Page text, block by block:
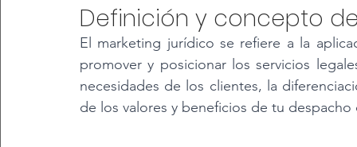
Definición y concepto
El marketing jurídico se refiere a la
promover y posicionar los servicios
necesidades de los clientes, la
de los valores y beneficios de tu